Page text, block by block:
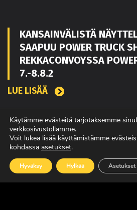
KANSAINVÄLISTÄ
SAAPUU POWER TRUCK
REKKACONVOYSSA
7.-8.8.2
LUE LISÄÄ
TOUKO KAAKKO
MYYNTIÄ PIRKANMAALLA
LUE LISÄÄ
Käytämme evästeitä tarjotaksemme
verkkosivustollamme.
Voit lukea lisää käyttämistämme
kohdassa asetukset.
Hyväksy Hylkää Asetukset